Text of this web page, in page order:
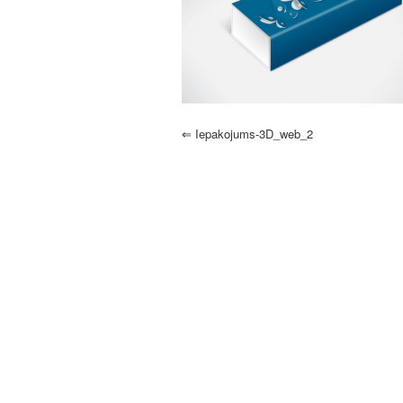
⇐ Iepakojums-3D_web_2